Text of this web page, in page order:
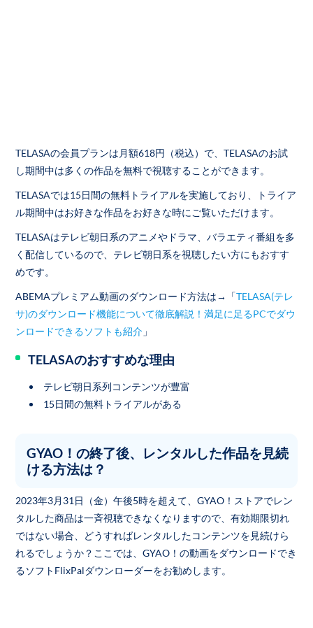
TELASAの会員プランは月額618円（税込）で、TELASAのお試
し期間中は多くの作品を無料で視聴することができます。
TELASAでは15日間の無料トライアルを実施しており、トライア
ル期間中はお好きな作品をお好きな時にご覧いただけます。
TELASAはテレビ朝日系のアニメやドラマ、バラエティ番組を多
く配信しているので、テレビ朝日系を視聴したい方にもおすす
めです。
ABEMAプレミアム動画のダウンロード方法は→「TELASA(テレ
サ)のダウンロード機能について徹底解説！満足に足るPCでダウ
ンロードできるソフトも紹介 」
TELASAのおすすめな理由
テレビ朝日系列コンテンツが豊富
15日間の無料トライアルがある
GYAO！の終了後、レンタルした作品を見続
ける方法は？
2023年3月31日（金）午後5時を超えて、GYAO！ストアでレン
タルした商品は一斉視聴できなくなりますので、有効期限切れ
ではない場合、どうすればレンタルしたコンテンツを見続けら
れるでしょうか？ここでは、GYAO！の動画をダウンロードでき
るソフトFlixPalダウンローダーをお勧めします。